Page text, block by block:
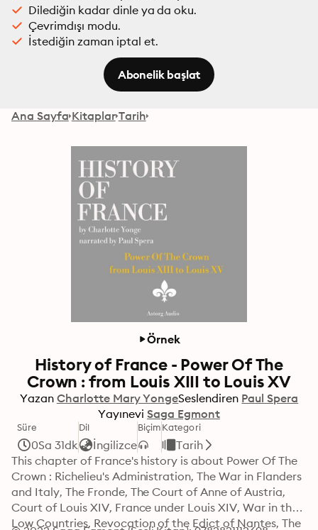
Dilediğin kadar dinle ya da oku.
Çevrimdışı modu.
İstediğin zaman iptal et.
Abonelik başlat
Ana Sayfa Kitaplar Tarih
Örnek
History of France - Power Of The
Crown : from Louis XIII to Louis XV
Yazan Charlotte Mary YongeSeslendiren Paul Spera
Yayınevi Saga Egmont
Süre
0Sa 31dk
Dil
İngilizce
BiçimKategori
Tarih
This chapter of France's history is about Power Of The
Crown : Richelieu's Administration, The War in Flanders
and Italy, The Fronde, The Court of Anne of Austria,
Court of Louis XIV, France under Louis XIV, War in the
Low Countries, Revocation of the Edict of Nantes, The